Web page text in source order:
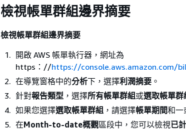
檢視帳單群組邊界摘要
檢視帳單群組邊界摘要
開啟 AWS 帳單執行器，網址為
https：//https://console.aws.amazon.com/
在導覽窗格中的分析下，選擇利潤摘要 。
針對報告類型 ，選擇所有帳單群組或選取帳單群
如果您選擇選取帳單群組 ，請選擇帳單期間和一
在Month-to-date概觀區段中，您可以檢視已